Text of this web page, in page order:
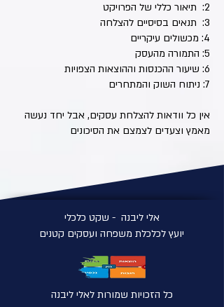
2: תיאור כללי של הפרויקט
3: תנאים בסיסיים להצלחה
4: מכשולים עיקריים
5: התמורה מהעסק
6: שיעור ההכנסות וההוצאות הצפויות
7: ניתוח השוק והמתחרים
אין כל וודאות להצלחת עסקים, אבל יחד נעשה
מאמץ וצעדים לצמצם את הסיכונים
אלי ליבנה - שקט כלכלי
יועץ לכלכלת משפחה ועסקים קטנים
כל הזכויות שמורות לאלי ליבנה